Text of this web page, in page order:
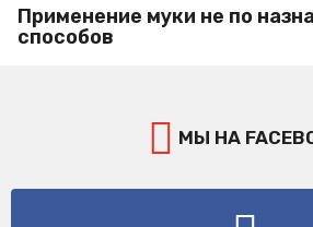
Применение муки не по
способов
МЫ НА